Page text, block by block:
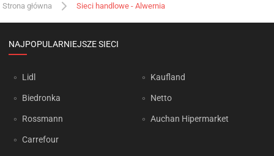
Strona główna Sieci handlowe - Alwernia
NAJPOPULARNIEJSZE SIECI
Lidl
Biedronka
Rossmann
Carrefour
Kaufland
Netto
Auchan Hipermarket